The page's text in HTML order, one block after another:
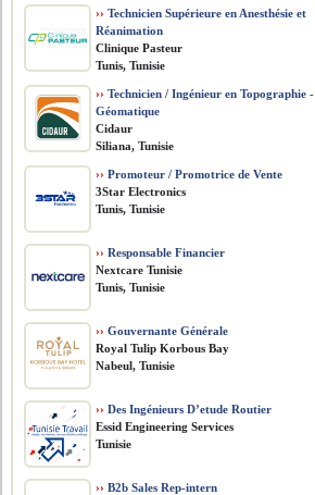
›› Technicien Supérieure en Anesthésie et
Réanimation
Clinique Pasteur
Tunis, Tunisie
›› Technicien / Ingénieur en Topographie -
Géomatique
Cidaur
Siliana, Tunisie
›› Promoteur / Promotrice de Vente
3Star Electronics
Tunis, Tunisie
›› Responsable Financier
Nextcare Tunisie
Tunis, Tunisie
›› Gouvernante Générale
Royal Tulip Korbous Bay
Nabeul, Tunisie
›› Des Ingénieurs D’etude Routier
Essid Engineering Services
Tunisie
›› B2b Sales Rep-intern